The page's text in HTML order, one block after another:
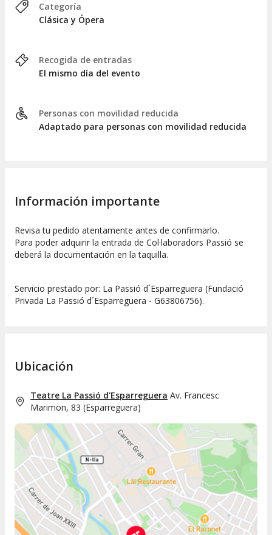
Categoría
Clásica y Ópera
Recogida de entradas
El mismo día del evento
Personas con movilidad reducida
Adaptado para personas con movilidad reducida
Información importante
Revisa tu pedido atentamente antes de confirmarlo.
Para poder adquirir la entrada de Col·laboradors Passió se
deberá la documentación en la taquilla.
Servicio prestado por: La Passió d´Esparreguera (Fundació
Privada La Passió d´Esparreguera - G63806756).
Ubicación
Teatre La Passió d'Esparreguera Av. Francesc
Marimon, 83 (Esparreguera)